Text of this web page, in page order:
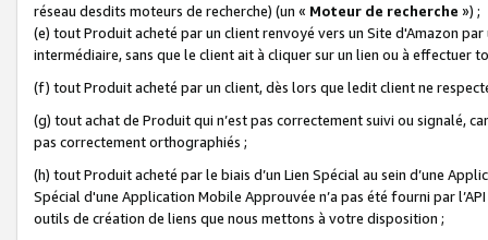
réseau desdits moteurs de recherche) (un « Moteur de recherche ») ;
(e) tout Produit acheté par un client renvoyé vers un Site d'Amazon
intermédiaire, sans que le client ait à cliquer sur un lien ou à
(f) tout Produit acheté par un client, dès lors que ledit client ne
(g) tout achat de Produit qui n’est pas correctement suivi ou signalé,
pas correctement orthographiés ;
(h) tout Produit acheté par le biais d’un Lien Spécial au sein d’une
Spécial d'une Application Mobile Approuvée n’a pas été fourni par
outils de création de liens que nous mettons à votre disposition ;